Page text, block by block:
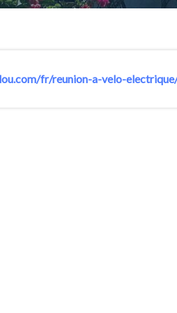
fr/reunion-a-velo-